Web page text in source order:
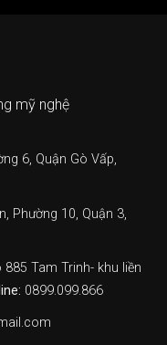
mỹ nghệ
6, Quận Gò Vấp,
Phường 10, Quận 3,
Tam Trinh- khu liền
0899.099.866